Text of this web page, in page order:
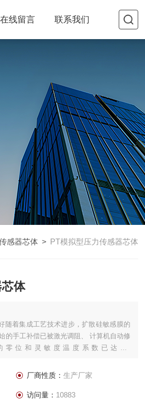
在线留言 联系我们
感器芯体 > PT模拟型压力传感器芯体
体
随着集成工艺技术进步，扩散硅敏感膜的
的手工补偿已被激光调阻、 计算机自动修
位和灵敏度温度系数已达10-
厂商性质： 生产厂家
访问量： 10883